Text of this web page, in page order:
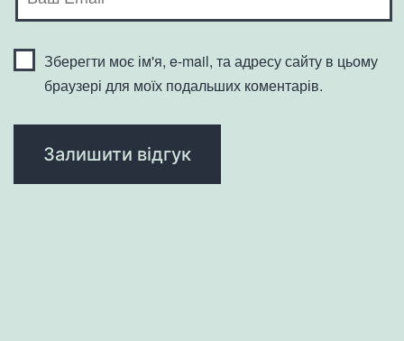
Зберегти моє ім'я, e-mail, та адресу сайту в цьому
браузері для моїх подальших коментарів.